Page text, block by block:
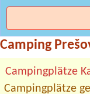
Camping
Campingplätze
Campingplätze